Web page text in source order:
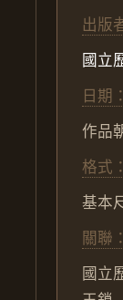
出版
國立
日期：
作品
格式：
基本
關聯：
國立